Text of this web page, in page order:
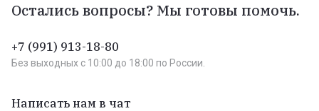
Остались вопросы? Мы готовы помочь.
+7 (991) 913-18-80
Без выходных c 10:00 до 18:00 по России.
Написать нам в чат